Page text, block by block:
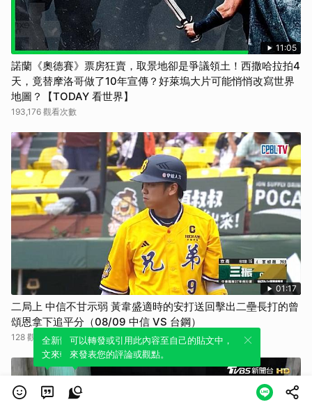
11:05
諾蘭《奧德賽》票房狂賣，取景地卻是爭議領土！西撒哈拉拍4
天，竟替摩洛哥做了10年宣傳？好萊塢大片可能悄悄改寫世界
地圖？【TODAY 看世界】
193,176 觀看次數
01:17
二局上 中信不甘示弱 黃韋盛適時的安打送回擊出二壘長打的曾
頌恩拿下追平分（08/09 中信 VS 台鋼）
128 觀看次數全新體驗！一鍵引用此內容，透過發布貼
文來輕鬆表達個人立場。
可以轉發或引用此內容至自己的貼文中，
來發表您的評論或觀點。